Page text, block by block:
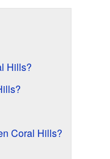
Hills?
Coral Hills?